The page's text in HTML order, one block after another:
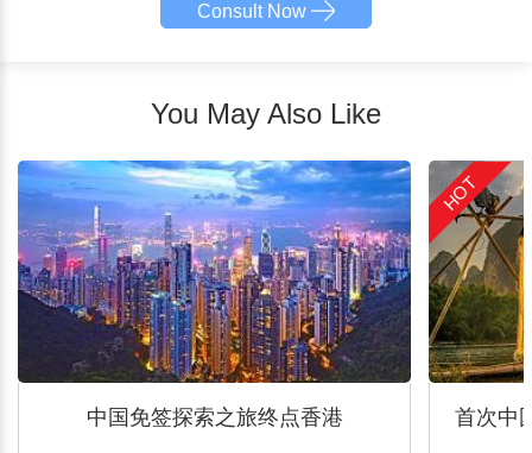
Consult Now
You May Also Like
中国免签探索之旅终点香港
HOT
首次中